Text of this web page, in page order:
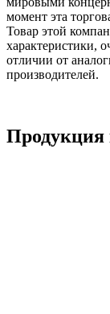
момент эта
Товар этой
характеристики,
отличии от
производителей.
Продукция